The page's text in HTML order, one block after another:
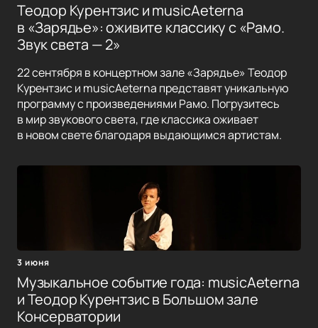
Теодор Курентзис и musicAeterna
в «Зарядье»: оживите классику с «Рамо.
Звук света — 2»
22 сентября в концертном зале «Зарядье» Теодор
Курентзис и musicAeterna представят уникальную
программу с произведениями Рамо. Погрузитесь
в мир звукового света, где классика оживает
в новом свете благодаря выдающимся артистам.
3 июня
Музыкальное событие года: musicAeterna
и Теодор Курентзис в Большом зале
Консерватории